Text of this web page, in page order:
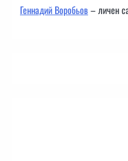
Геннадий Воробьов– личен